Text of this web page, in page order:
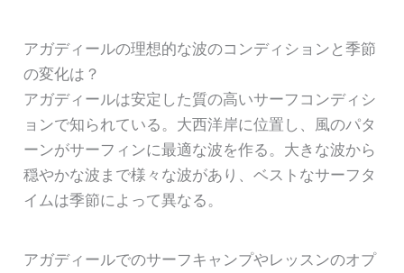
アガディールの理想的な波のコンディションと季節
の変化は？
アガディールは安定した質の高いサーフコンディシ
ョンで知られている。大西洋岸に位置し、風のパタ
ーンがサーフィンに最適な波を作る。大きな波から
穏やかな波まで様々な波があり、ベストなサーフタ
イムは季節によって異なる。
アガディールでのサーフキャンプやレッスンのオプ